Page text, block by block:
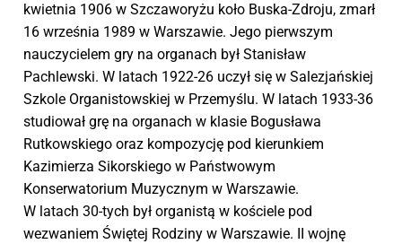
kwietnia 1906 w Szczaworyżu koło Buska-Zdroju, zmarł
16 września 1989 w Warszawie. Jego pierwszym
nauczycielem gry na organach był Stanisław
Pachlewski. W latach 1922-26 uczył się w Salezjańskiej
Szkole Organistowskiej w Przemyślu. W latach 1933-36
studiował grę na organach w klasie Bogusława
Rutkowskiego oraz kompozycję pod kierunkiem
Kazimierza Sikorskiego w Państwowym
Konserwatorium Muzycznym w Warszawie.
W latach 30-tych był organistą w kościele pod
wezwaniem Świętej Rodziny w Warszawie. II wojnę